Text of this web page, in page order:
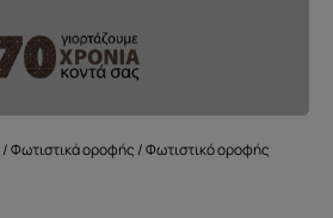
/Φωτιστικά οροφής / Φωτιστικό οροφής